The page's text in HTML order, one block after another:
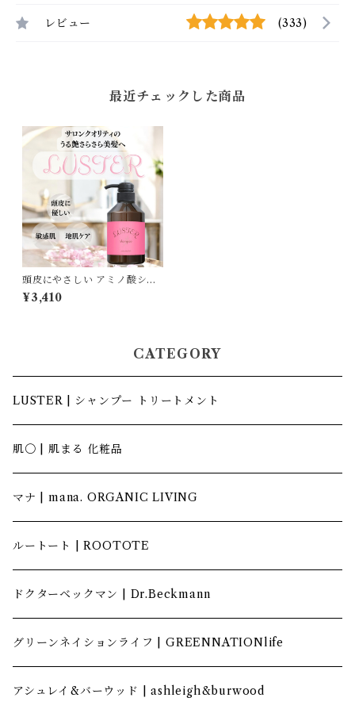
レビュー (333)
最近チェックした商品
頭皮にやさしい アミノ酸シャ
ンプー LUSTER 400ml｜敏
感肌・ノンシリコン
¥3,410
CATEGORY
LUSTER | シャンプー トリートメント
肌〇 | 肌まる 化粧品
マナ | mana. ORGANIC LIVING
ルートート | ROOTOTE
ドクターベックマン | Dr.Beckmann
グリーンネイションライフ | GREENNATIONlife
アシュレイ&バーウッド | ashleigh&burwood